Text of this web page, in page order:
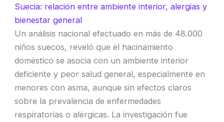
Suecia: relación entre ambiente interior, alergias y
bienestar general
Un análisis nacional efectuado en más de 48.000
niños suecos, reveló que el hacinamiento
doméstico se asocia con un ambiente interior
deficiente y peor salud general, especialmente en
menores con asma, aunque sin efectos claros
sobre la prevalencia de enfermedades
respiratorias o alérgicas. La investigación fue